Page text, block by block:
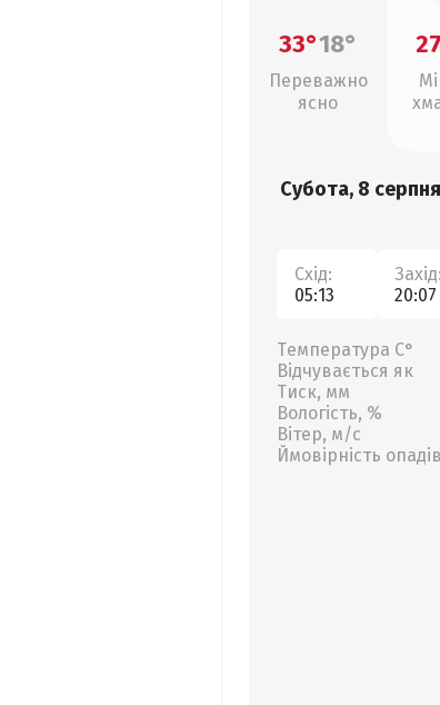
33°18°
Переважно
ясно
Субота, 8 серпня
Схід:
05:13
Захід:
20:07
Температура С°
Відчувається як
Тиск, мм
Вологість, %
Вітер, м/с
Ймовірність